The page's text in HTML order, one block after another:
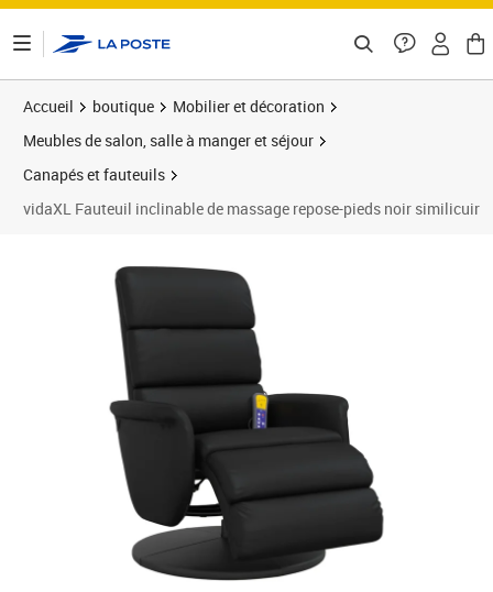
Accueil boutique
Mobilier et décoration
Meubles de salon, salle à manger et séjour
Canapés et fauteuils
vidaXL Fauteuil inclinable de massage repose-pieds noir similicuir